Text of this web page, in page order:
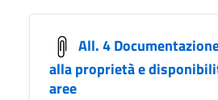
All. 4
alla proprietà e
aree